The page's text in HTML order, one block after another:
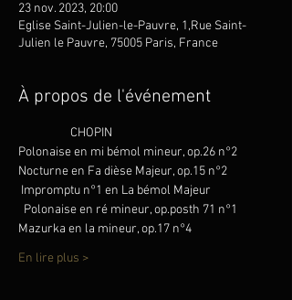
23 nov. 2023, 20:00
Eglise Saint-Julien-le-Pauvre, 1,Rue Saint-
Julien le Pauvre, 75005 Paris, France
À propos de l'événement
CHOPIN
Polonaise en mi bémol mineur, op.26 n°2
Nocturne en Fa dièse Majeur, op.15 n°2
Impromptu n°1 en La bémol Majeur
Polonaise en ré mineur, op.posth 71 n°1
Mazurka en la mineur, op.17 n°4
En lire plus >